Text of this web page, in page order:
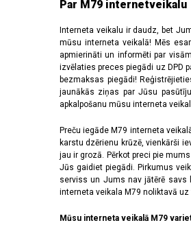
Par M79 internetveikalu
Interneta veikalu ir daudz, bet
mūsu interneta veikalā! Mēs
apmierināti un informēti par
izvēlaties preces piegādi uz DPD
bezmaksas piegādi!
jaunākās ziņas par Jūsu
apkalpošanu mūsu interneta
Preču iegāde M79 interneta
karstu dzērienu krūzē, vienkārši
jau ir grozā. Pērkot preci pie
Jūs gaidiet piegādi. Pirkumus
serviss un Jums nav jātērē savs
interneta veikala M79 noliktavā
Mūsu interneta veikalā M79